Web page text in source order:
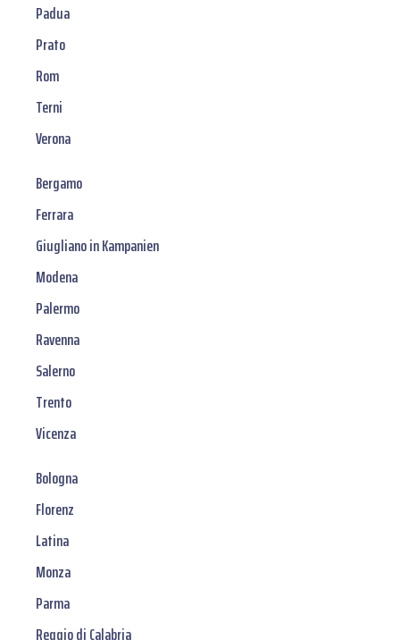
Padua
Prato
Rom
Terni
Verona
Bergamo
Ferrara
Giugliano in Kampanien
Modena
Palermo
Ravenna
Salerno
Trento
Vicenza
Bologna
Florenz
Latina
Monza
Parma